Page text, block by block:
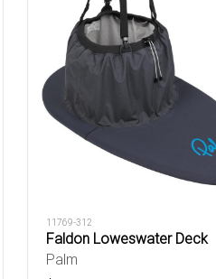
11769-312
Faldon Loweswater Deck
Palm